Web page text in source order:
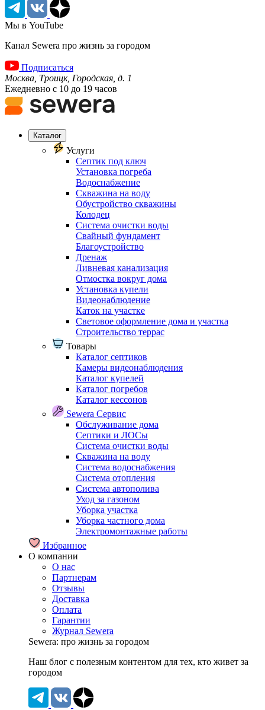
Мы в YouTube
Канал Sewera про жизнь за городом
Подписаться
Москва, Троицк, Городская, д. 1
Ежедневно с 10 до 19 часов
Каталог
Услуги
Септик под ключ
Установка погреба
Водоснабжение
Скважина на воду
Обустройство скважины
Колодец
Система очистки воды
Свайный фундамент
Благоустройство
Дренаж
Ливневая канализация
Отмостка вокруг дома
Установка купели
Видеонаблюдение
Каток на участке
Световое оформление дома и участка
Строительство террас
Товары
Каталог септиков
Камеры видеонаблюдения
Каталог купелей
Каталог погребов
Каталог кессонов
Sewera Сервис
Обслуживание дома
Септики и ЛОСы
Система очистки воды
Скважина на воду
Система водоснабжения
Система отопления
Система автополива
Уход за газоном
Уборка участка
Уборка частного дома
Электромонтажные работы
Избранное
О компании
О нас
Партнерам
Отзывы
Доставка
Оплата
Гарантии
Журнал Sewera
Sewera: про жизнь за городом
Наш блог c полезным контентом для тех, кто живет за
городом